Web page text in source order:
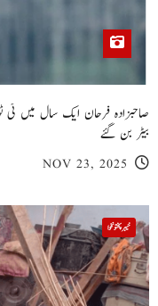
بیٹر بن گئے
NOV 23, 2025
خیبر پختونخوا